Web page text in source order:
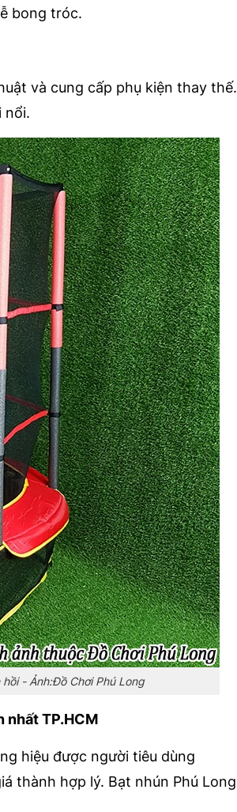
bong tróc.
và cung cấp phụ kiện thay thế.
nổi.
- Ảnh:Đồ Chơi Phú Long
nhất TP.HCM
hiệu được người tiêu dùng
thành hợp lý. Bạt nhún Phú Long